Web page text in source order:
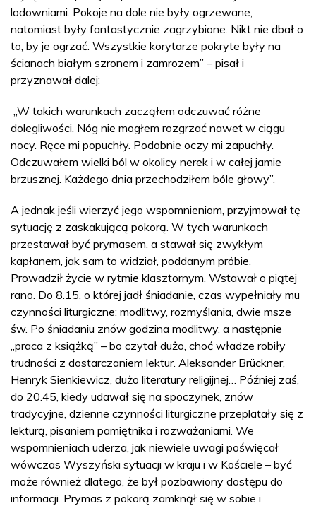
lodowniami. Pokoje na dole nie były ogrzewane,
natomiast były fantastycznie zagrzybione. Nikt nie dbał o
to, by je ogrzać. Wszystkie korytarze pokryte były na
ścianach białym szronem i zamrozem” – pisał i
przyznawał dalej:
„W takich warunkach zacząłem odczuwać różne
dolegliwości. Nóg nie mogłem rozgrzać nawet w ciągu
nocy. Ręce mi popuchły. Podobnie oczy mi zapuchły.
Odczuwałem wielki ból w okolicy nerek i w całej jamie
brzusznej. Każdego dnia przechodziłem bóle głowy”.
A jednak jeśli wierzyć jego wspomnieniom, przyjmował tę
sytuację z zaskakującą pokorą. W tych warunkach
przestawał być prymasem, a stawał się zwykłym
kapłanem, jak sam to widział, poddanym próbie.
Prowadził życie w rytmie klasztornym. Wstawał o piątej
rano. Do 8.15, o której jadł śniadanie, czas wypełniały mu
czynności liturgiczne: modlitwy, rozmyślania, dwie msze
św. Po śniadaniu znów godzina modlitwy, a następnie
„praca z książką” – bo czytał dużo, choć władze robiły
trudności z dostarczaniem lektur. Aleksander Brückner,
Henryk Sienkiewicz, dużo literatury religijnej… Później zaś,
do 20.45, kiedy udawał się na spoczynek, znów
tradycyjne, dzienne czynności liturgiczne przeplatały się z
lekturą, pisaniem pamiętnika i rozważaniami. We
wspomnieniach uderza, jak niewiele uwagi poświęcał
wówczas Wyszyński sytuacji w kraju i w Kościele – być
może również dlatego, że był pozbawiony dostępu do
informacji. Prymas z pokorą zamknął się w sobie i